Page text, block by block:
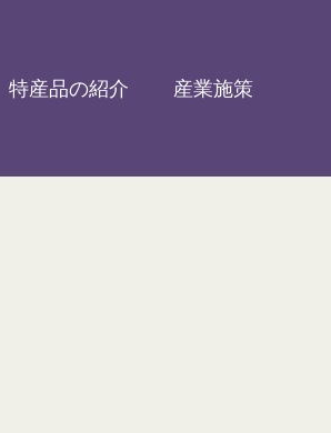
特産品の紹介 産業施策